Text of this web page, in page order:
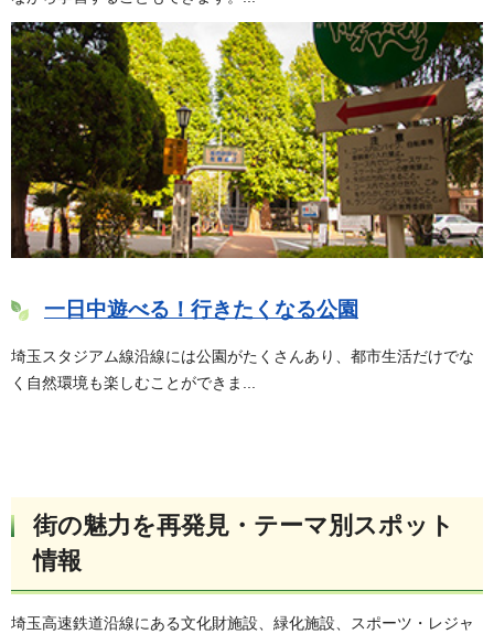
一日中遊べる！行きたくなる公園
埼玉スタジアム線沿線には公園がたくさんあり、都市生活だけでな
く自然環境も楽しむことができま...
街の魅力を再発見・テーマ別スポット
情報
埼玉高速鉄道沿線にある文化財施設、緑化施設、スポーツ・レジャ